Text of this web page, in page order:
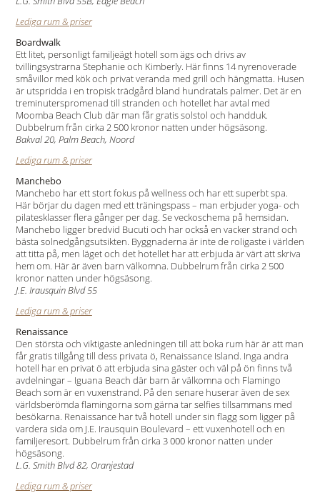
Lediga rum & priser
Boardwalk
Ett litet, personligt familjeägt hotell som ägs och drivs av
tvillingsystrarna Stephanie och Kimberly. Här finns 14 nyrenoverade
småvillor med kök och privat veranda med grill och hängmatta. Husen
är utspridda i en tropisk trädgård bland hundratals palmer. Det är en
treminuterspromenad till stranden och hotellet har avtal med
Moomba Beach Club där man får gratis solstol och handduk.
Dubbelrum från cirka 2 500 kronor natten under högsäsong.
Bakval 20, Palm Beach, Noord
Lediga rum & priser
Manchebo
Manchebo har ett stort fokus på wellness och har ett superbt spa.
Här börjar du dagen med ett träningspass – man erbjuder yoga- och
pilatesklasser flera gånger per dag. Se veckoschema på hemsidan.
Manchebo ligger bredvid Bucuti och har också en vacker strand och
bästa solnedgångsutsikten. Byggnaderna är inte de roligaste i världen
att titta på, men läget och det hotellet har att erbjuda är värt att skriva
hem om. Här är även barn välkomna. Dubbelrum från cirka 2 500
kronor natten under högsäsong.
J.E. Irausquin Blvd 55
Lediga rum & priser
Renaissance
Den största och viktigaste anledningen till att boka rum här är att man
får gratis tillgång till dess privata ö, Renaissance Island. Inga andra
hotell har en privat ö att erbjuda sina gäster och väl på ön finns två
avdelningar – Iguana Beach där barn är välkomna och Flamingo
Beach som är en vuxenstrand. På den senare huserar även de sex
världsberömda flamingorna som gärna tar selfies tillsammans med
besökarna. Renaissance har två hotell under sin flagg som ligger på
vardera sida om J.E. Irausquin Boulevard – ett vuxenhotell och en
familjeresort. Dubbelrum från cirka 3 000 kronor natten under
högsäsong.
L.G. Smith Blvd 82, Oranjestad
Lediga rum & priser